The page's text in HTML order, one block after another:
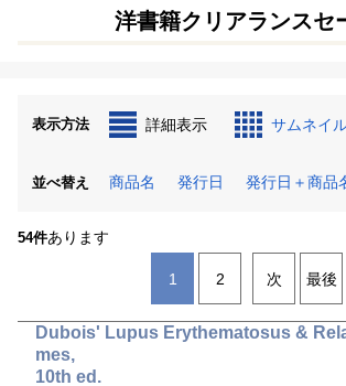
洋書籍クリアランスセ
表示方法 詳細表示 サムネイ
並べ替え 商品名 発行日 発行日＋商品
54件あります
1 2 次 最後
Dubois' Lupus Erythematosus &
mes,
10th ed.